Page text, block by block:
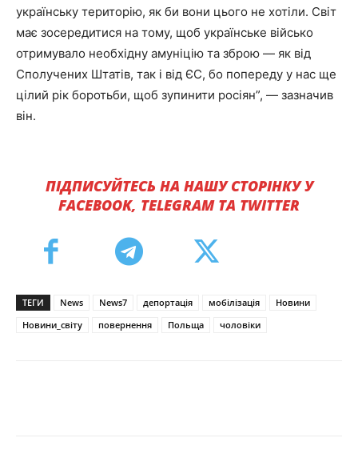
українську територію, як би вони цього не хотіли. Світ
має зосередитися на тому, щоб українське військо
отримувало необхідну амуніцію та зброю — як від
Сполучених Штатів, так і від ЄС, бо попереду у нас ще
цілий рік боротьби, щоб зупинити росіян”, — зазначив
він.
ПІДПИСУЙТЕСЬ НА НАШУ СТОРІНКУ У
FACEBOOK, TELEGRAM ТА TWITTER
ТЕГИ News News7 депортація мобілізація
Новини
Новини_світу
повернення Польща чоловіки